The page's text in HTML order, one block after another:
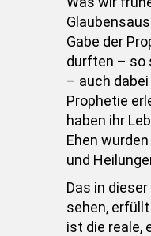
Gabe der
durften – so
– auch
Prophetie
haben ihr
Ehen
und
Das in
sehen,
ist die reale,